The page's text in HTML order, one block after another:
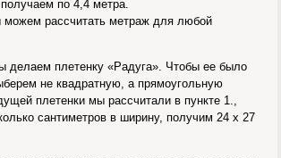
по 4,4 метра.
можем рассчитать метраж для любой
делаем плетенку «Радуга». Чтобы ее было
не квадратную, а прямоугольную
плетенки мы рассчитали в пункте 1.,
сантиметров в ширину, получим 24 х 27